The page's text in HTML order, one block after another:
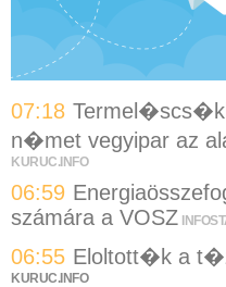
07:18
n�met vegyipar az
KURUC.INFO
06:59
számára a VOSZ
06:55 Eloltott�k a
KURUC.INFO